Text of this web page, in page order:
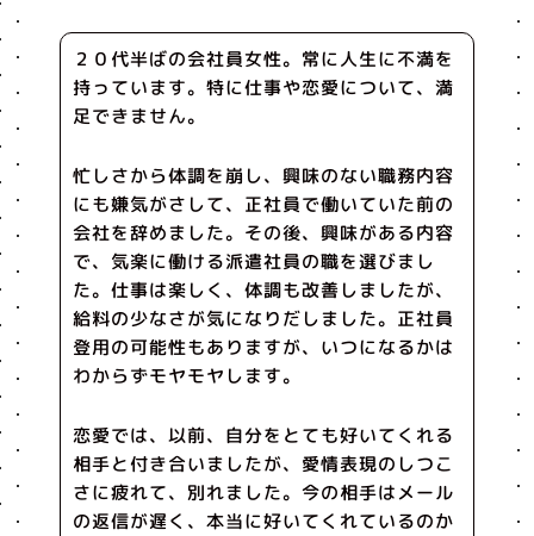
２０代半ばの会社員女性。常に人生に不満を
持っています。特に仕事や恋愛について、満
足できません。
忙しさから体調を崩し、興味のない職務内容
にも嫌気がさして、正社員で働いていた前の
会社を辞めました。その後、興味がある内容
で、気楽に働ける派遣社員の職を選びまし
た。仕事は楽しく、体調も改善しましたが、
給料の少なさが気になりだしました。正社員
登用の可能性もありますが、いつになるかは
わからずモヤモヤします。
恋愛では、以前、自分をとても好いてくれる
相手と付き合いましたが、愛情表現のしつこ
さに疲れて、別れました。今の相手はメール
の返信が遅く、本当に好いてくれているのか